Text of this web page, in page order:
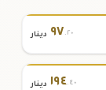
٩٧.٢٠ دينار
١٩٤.٤٠ دينار